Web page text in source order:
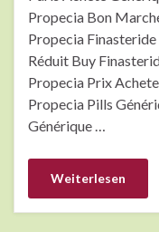
Propecia Bon
Propecia
Réduit Buy
Propecia Prix
Propecia Pills
Générique …
Weiterlesen